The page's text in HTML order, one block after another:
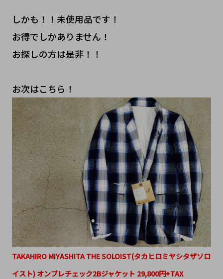
しかも！！未使用品です！
お得でしかありません！
お探しの方は是非！！
お次はこちら！
TAKAHIRO MIYASHITA THE SOLOIST(タカヒロミヤシタザソロ
イスト) オンブレチェック2Bジャケット 29,800円+TAX